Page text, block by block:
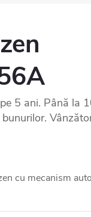
5 ani. Până la
cu mecanism